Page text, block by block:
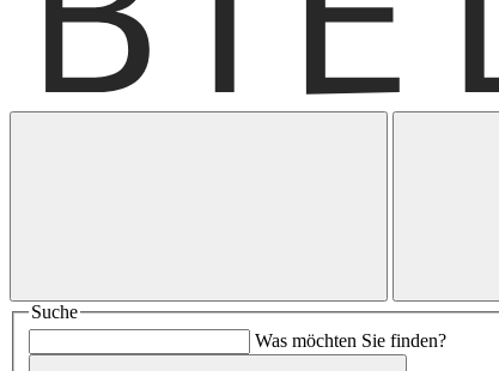
Suche
Was möchten Sie finden?